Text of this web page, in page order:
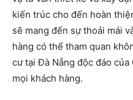
kiến ​​trúc cho đến hoàn
sẽ mang đến sự thoải mái
hàng có thể tham quan
cư tại Đà Nẵng độc đáo
mọi khách hàng.